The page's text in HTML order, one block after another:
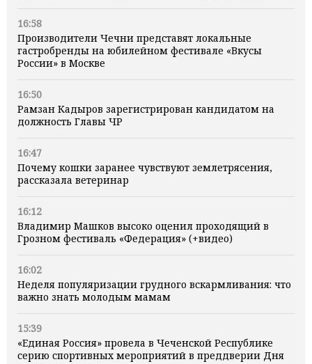
16:58
Производители Чечни представят локальные
гастробренды на юбилейном фестивале «Вкусы
России» в Москве
16:50
Рамзан Кадыров зарегистрирован кандидатом на
должность Главы ЧР
16:47
Почему кошки заранее чувствуют землетрясения,
рассказала ветеринар
16:12
Владимир Машков высоко оценил проходящий в
Грозном фестиваль «Федерация» (+видео)
16:02
Неделя популяризации грудного вскармливания: что
важно знать молодым мамам
15:39
«Единая Россия» провела в Чеченской Республике
серию спортивных мероприятий в преддверии Дня